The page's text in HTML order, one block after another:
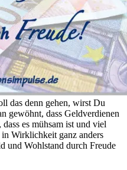
das denn gehen, wirst Du
gewöhnt, dass Geldverdienen
es mühsam ist und viel
in Wirklichkeit ganz anders
und Wohlstand durch Freude